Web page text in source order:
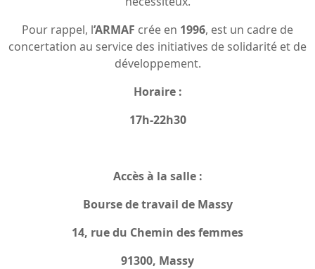
Pour rappel, l’ARMAF crée en 1996, est un cadre de
concertation au service des initiatives de solidarité et de
développement.
Horaire :
17h-22h30
Accès à la salle :
Bourse de travail de Massy
14, rue du Chemin des femmes
91300, Massy